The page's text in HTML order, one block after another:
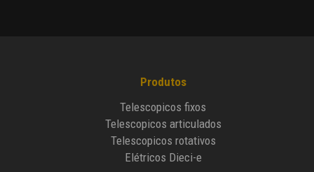
Produtos
Telescopicos fixos
Telescopicos articulados
Telescopicos rotativos
Elétricos Dieci-e